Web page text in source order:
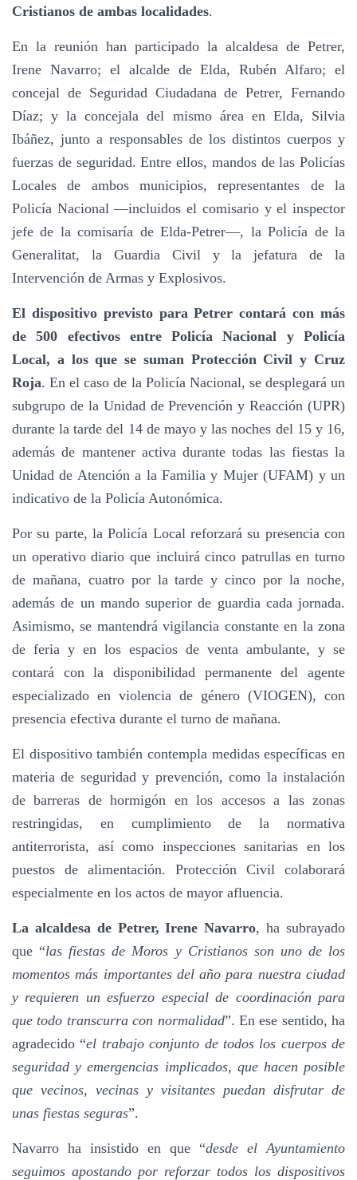
Cristianos de ambas localidades.
En la reunión han participado la alcaldesa de Petrer,
Irene Navarro; el alcalde de Elda, Rubén Alfaro; el
concejal de Seguridad Ciudadana de Petrer, Fernando
Díaz; y la concejala del mismo área en Elda, Silvia
Ibáñez, junto a responsables de los distintos cuerpos y
fuerzas de seguridad. Entre ellos, mandos de las Policías
Locales de ambos municipios, representantes de la
Policía Nacional —incluidos el comisario y el inspector
jefe de la comisaría de Elda-Petrer—, la Policía de la
Generalitat, la Guardia Civil y la jefatura de la
Intervención de Armas y Explosivos.
El dispositivo previsto para Petrer contará con más
de 500 efectivos entre Policía Nacional y Policía
Local, a los que se suman Protección Civil y Cruz
Roja. En el caso de la Policía Nacional, se desplegará un
subgrupo de la Unidad de Prevención y Reacción (UPR)
durante la tarde del 14 de mayo y las noches del 15 y 16,
además de mantener activa durante todas las fiestas la
Unidad de Atención a la Familia y Mujer (UFAM) y un
indicativo de la Policía Autonómica.
Por su parte, la Policía Local reforzará su presencia con
un operativo diario que incluirá cinco patrullas en turno
de mañana, cuatro por la tarde y cinco por la noche,
además de un mando superior de guardia cada jornada.
Asimismo, se mantendrá vigilancia constante en la zona
de feria y en los espacios de venta ambulante, y se
contará con la disponibilidad permanente del agente
especializado en violencia de género (VIOGEN), con
presencia efectiva durante el turno de mañana.
El dispositivo también contempla medidas específicas en
materia de seguridad y prevención, como la instalación
de barreras de hormigón en los accesos a las zonas
restringidas, en cumplimiento de la normativa
antiterrorista, así como inspecciones sanitarias en los
puestos de alimentación. Protección Civil colaborará
especialmente en los actos de mayor afluencia.
La alcaldesa de Petrer, Irene Navarro, ha subrayado
que “las fiestas de Moros y Cristianos son uno de los
momentos más importantes del año para nuestra ciudad
y requieren un esfuerzo especial de coordinación para
que todo transcurra con normalidad”. En ese sentido, ha
agradecido “el trabajo conjunto de todos los cuerpos de
seguridad y emergencias implicados, que hacen posible
que vecinos, vecinas y visitantes puedan disfrutar de
unas fiestas seguras”.
Navarro ha insistido en que “desde el Ayuntamiento
seguimos apostando por reforzar todos los dispositivos